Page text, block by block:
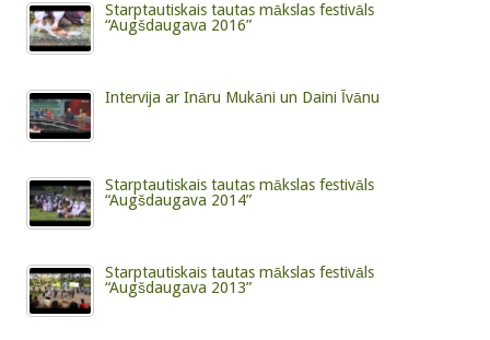
Starptautiskais tautas mākslas festivāls
“Augšdaugava 2016”
Intervija ar Ināru Mukāni un Daini Īvānu
Starptautiskais tautas mākslas festivāls
“Augšdaugava 2014”
Starptautiskais tautas mākslas festivāls
“Augšdaugava 2013”